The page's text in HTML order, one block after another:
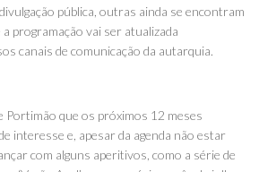
pública, outras ainda se encontram
programação vai ser atualizada
canais de comunicação da autarquia.
Portimão que os próximos 12 meses
interesse e, apesar da agenda não estar
com alguns aperitivos, como a série de